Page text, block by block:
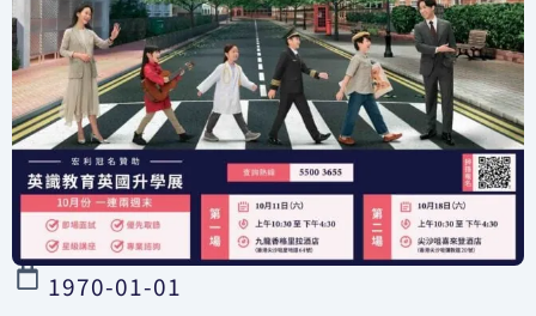
Services
Contact Us
1970-01-01